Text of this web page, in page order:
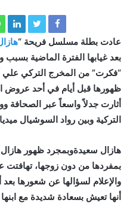
عادت بطلة مسلسل فريحة “
بعد غيابها الفترة الماضية بسبب
“فكرت” من المخرج التركي علي
ظهورها قبل أيام في أحد عروض
أثارت جدلاً واسعاً عبر الصحافة
التركية وبين رواد السوشيال
هازال سعيدةوبمجرد ظهور
بمفردها من دون زوجها، تهافتت
والإعلام لسؤالها عن شعورها
أنها تعيش بسعادة شديدة مع